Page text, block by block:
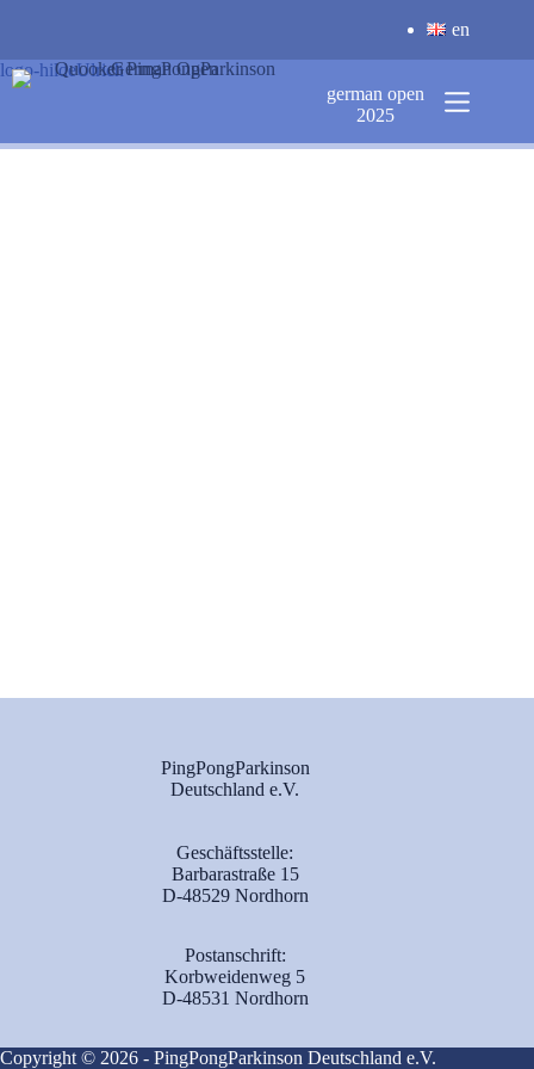
en
german open
2025
logo-hildeUlrich
PingPongParkinson
Deutschland e.V.
Geschäftsstelle:
Barbarastraße 15
D-48529 Nordhorn
Postanschrift:
Korbweidenweg 5
D-48531 Nordhorn
Copyright © 2026 - PingPongParkinson Deutschland e.V.